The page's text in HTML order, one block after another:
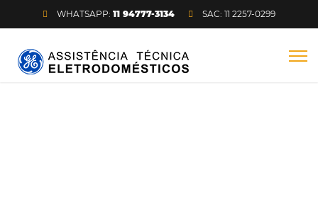
WHATSAPP: 11 94777-3134 SAC: 11 2257-0299